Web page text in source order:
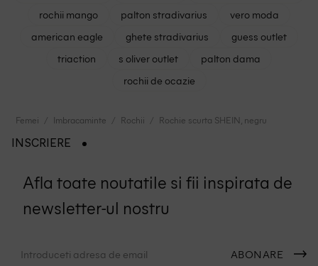
rochii mango
palton stradivarius
vero moda
american eagle
ghete stradivarius
guess outlet
triaction
s oliver outlet
palton dama
rochii de ocazie
Femei Imbracaminte Rochii Rochie scurta SHEIN, negru
INSCRIERE
Afla toate noutatile si fii inspirata de
newsletter-ul nostru
ABONARE